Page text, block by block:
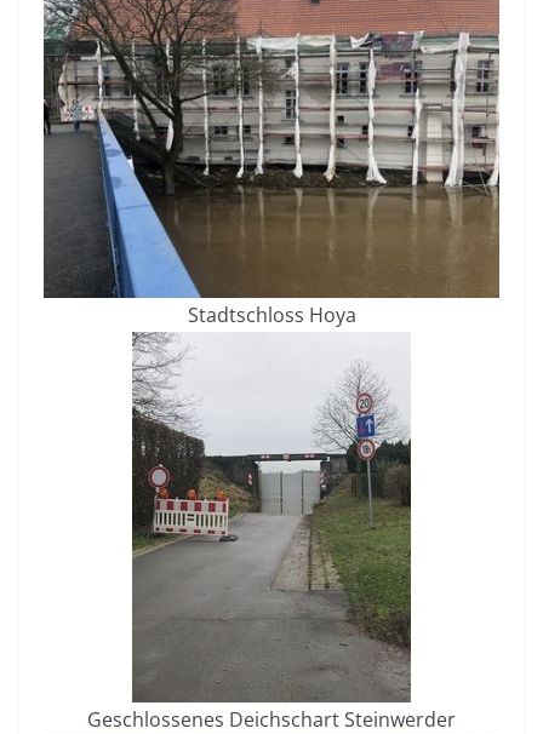
Stadtschloss Hoya
Geschlossenes Deichschart Steinwerder